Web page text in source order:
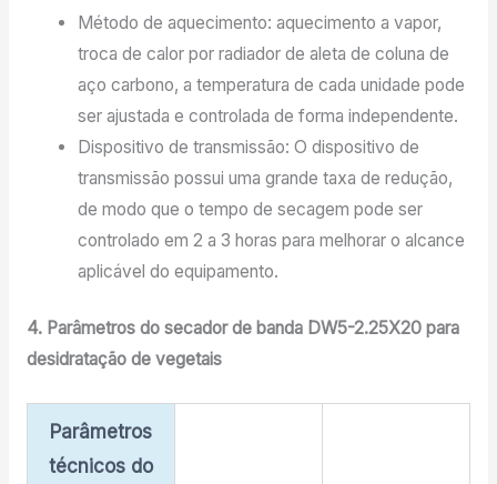
Método de aquecimento: aquecimento a vapor,
troca de calor por radiador de aleta de coluna de
aço carbono, a temperatura de cada unidade pode
ser ajustada e controlada de forma independente.
Dispositivo de transmissão: O dispositivo de
transmissão possui uma grande taxa de redução,
de modo que o tempo de secagem pode ser
controlado em 2 a 3 horas para melhorar o alcance
aplicável do equipamento.
4. Parâmetros do secador de banda DW5-2.25X20 para
desidratação de vegetais
Parâmetros
técnicos do